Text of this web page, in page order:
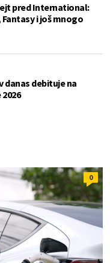
pred International:
Fantasy i još mnogo
danas debituje na
0